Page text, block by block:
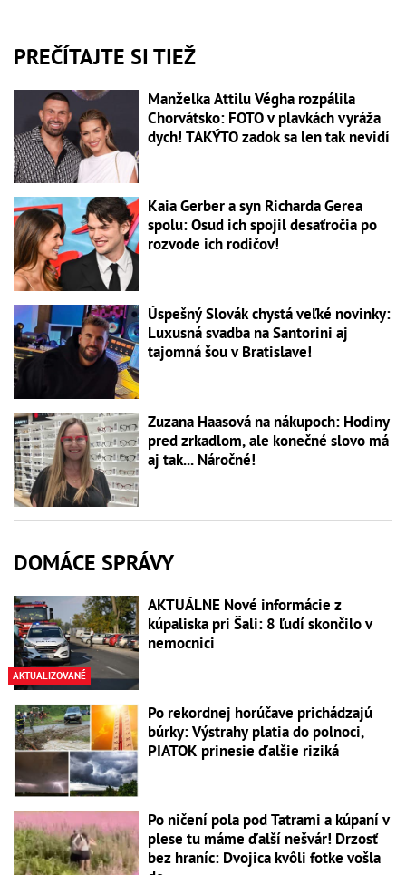
PREČÍTAJTE SI TIEŽ
Manželka Attilu Végha rozpálila
Chorvátsko: FOTO v plavkách vyráža
dych! TAKÝTO zadok sa len tak nevidí
Kaia Gerber a syn Richarda Gerea
spolu: Osud ich spojil desaťročia po
rozvode ich rodičov!
Úspešný Slovák chystá veľké novinky:
Luxusná svadba na Santorini aj
tajomná šou v Bratislave!
Zuzana Haasová na nákupoch: Hodiny
pred zrkadlom, ale konečné slovo má
aj tak... Náročné!
DOMÁCE SPRÁVY
AKTUALIZOVANÉ
AKTUÁLNE Nové informácie z
kúpaliska pri Šali: 8 ľudí skončilo v
nemocnici
Po rekordnej horúčave prichádzajú
búrky: Výstrahy platia do polnoci,
PIATOK prinesie ďalšie riziká
Po ničení pola pod Tatrami a kúpaní v
plese tu máme ďalší nešvár! Drzosť
bez hraníc: Dvojica kvôli fotke vošla